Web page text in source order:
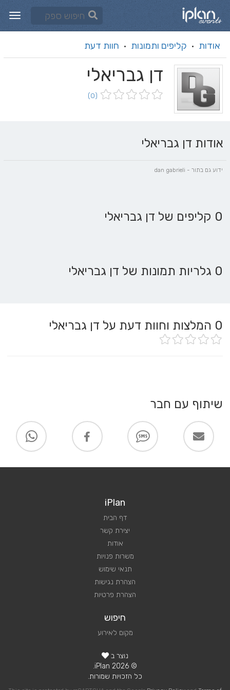
אודות · קליפים ותמונות · חוות דעת
דן גבריאלי
(0)
אודות דן גבריאלי
ידוע גם בתור - dan gabrieli
0 קליפים של דן גבריאלי
0 גלריות תמונות של דן גבריאלי
0 המלצות וחוות דעת על דן גבריאלי
שיתוף עם חבר
iPlan
דף הבית
יצירת קשר
אודות
משרות פנויות
תנאי שימוש
הצהרת נגישות
הצהרת פרטיות
חיפוש
מקום לאירוע
נוצר ב
© 2026 iPlan.
כל הזכויות שמורות.